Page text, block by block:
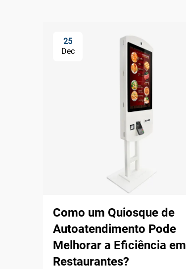
25
Dec
Como um Quiosque de
Autoatendimento Pode
Melhorar a Eficiência em
Restaurantes?